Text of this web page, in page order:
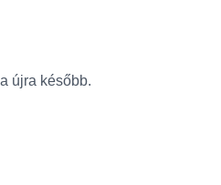
újra később.